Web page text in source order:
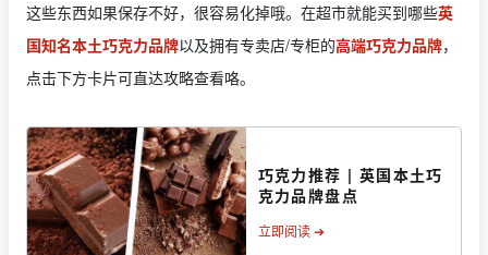
这些东西如果保存不好，很容易化掉哦。在超市就能买到哪些英
国知名本土巧克力品牌以及拥有专卖店/专柜的高端巧克力品牌，
点击下方卡片可直达攻略查看咯。
巧克力推荐 | 英国本土巧
克力品牌盘点
立即阅读 ➔